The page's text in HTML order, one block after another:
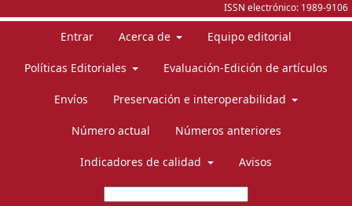
ISSN electrónico: 1989-9106
Entrar Acerca de Equipo editorial
Políticas Editoriales Evaluación-Edición de artículos
Envíos Preservación e interoperabilidad
Número actual Números anteriores
Indicadores de calidad Avisos